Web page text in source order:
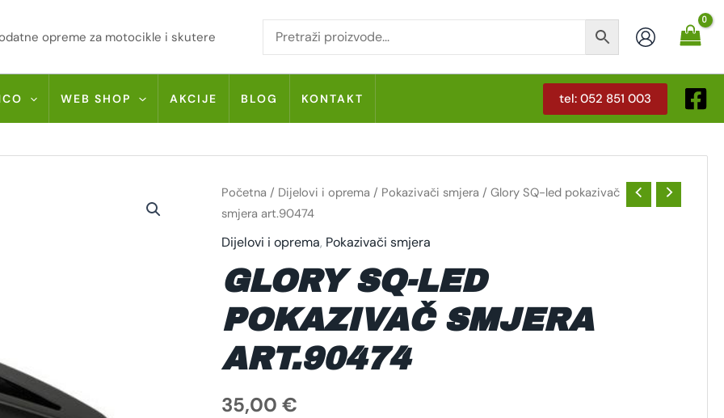
opreme za motocikle i skutere
WEB SHOP AKCIJE BLOG KONTAKT tel: 052 851 003
Početna / Dijelovi i oprema / Pokazivači smjera / Glory SQ-led pokazivač
smjera art.90474
Dijelovi i oprema, Pokazivači smjera
GLORY SQ-LED
POKAZIVAČ SMJERA
ART.90474
35,00 €
GLORY
SQ-
LED
POKAZIVAČ
SMJERA
ART.90474